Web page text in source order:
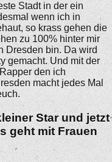
Stadt in der ein
wenn ich in
so krass gehen die
zu 100% hinter mir
Dresden bin. Da wird
gemacht. Und mit der
den ich
macht jedes Mal
Star und jetzt
geht mit Frauen